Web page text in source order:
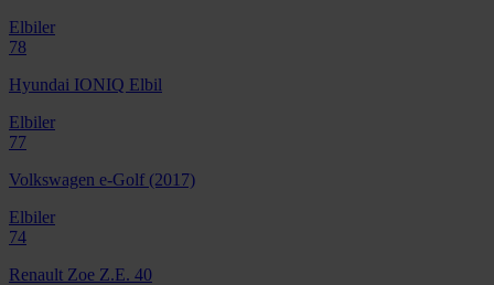
Elbiler
78
Hyundai IONIQ Elbil
Elbiler
77
Volkswagen e-Golf (2017)
Elbiler
74
Renault Zoe Z.E. 40